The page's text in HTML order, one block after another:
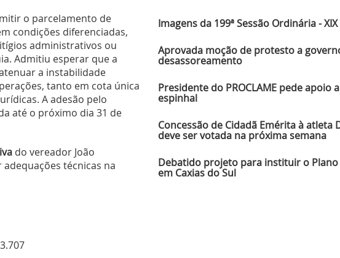
o parcelamento de
condições diferenciadas,
administrativos ou
Admitiu esperar que a
a instabilidade
tanto em cota única
A adesão pelo
até o próximo dia 31 de
do vereador João
adequações técnicas na
Imagens da 199ª Sessão Ordinária -
Aprovada moção de protesto a
desassoreamento
Presidente do PROCLAME pede
espinhal
Concessão de Cidadã Emérita à atleta
deve ser votada na próxima semana
Debatido projeto para instituir o
em Caxias do Sul